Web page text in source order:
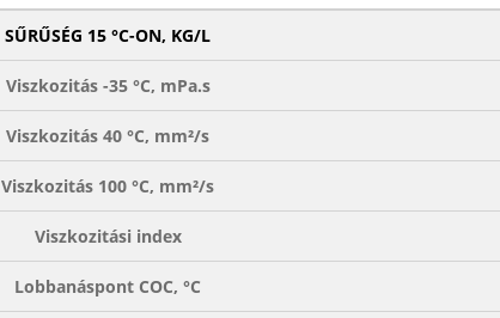
SŰRŰSÉG 15 °C-ON, KG/L
Viszkozitás -35 °C, mPa.s
Viszkozitás 40 °C, mm²/s
Viszkozitás 100 °C, mm²/s
Viszkozitási index
Lobbanáspont COC, °C